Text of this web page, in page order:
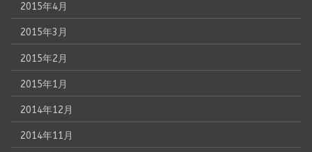
2015年4月
2015年3月
2015年2月
2015年1月
2014年12月
2014年11月